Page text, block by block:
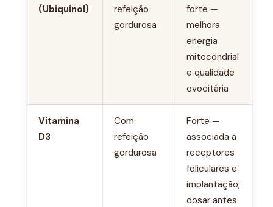
(Ubiquinol)
refeição
gordurosa
forte —
melhora
energia
mitocondrial
e qualidade
ovocitária
Vitamina
D3
Com
refeição
gordurosa
Forte —
associada a
receptores
foliculares e
implantação;
dosar antes